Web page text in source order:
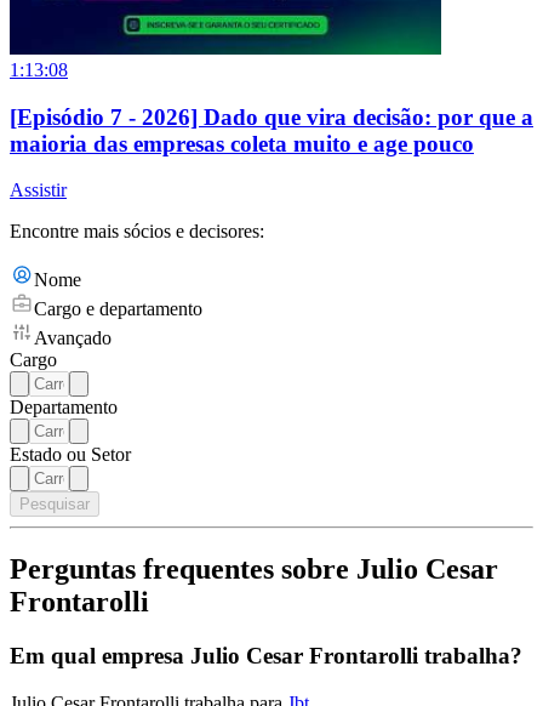
1:13:08
[Episódio 7 - 2026] Dado que vira decisão: por que a
maioria das empresas coleta muito e age pouco
Assistir
Encontre mais sócios e decisores:
Nome
Cargo e departamento
Avançado
Cargo
Departamento
Estado ou Setor
Pesquisar
Perguntas frequentes sobre Julio Cesar
Frontarolli
Em qual empresa Julio Cesar Frontarolli trabalha?